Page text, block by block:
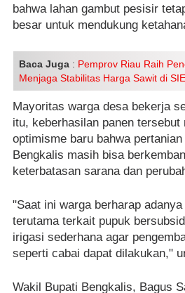
bahwa lahan gambut pesisir
besar untuk mendukung
Baca Juga : Pemprov Riau Raih
Menjaga Stabilitas Harga Sawit di
Mayoritas warga desa bekerja
itu, keberhasilan panen tersebut
optimisme baru bahwa
Bengkalis masih bisa
keterbatasan sarana dan
"Saat ini warga berharap
terutama terkait pupuk
irigasi sederhana agar
seperti cabai dapat dilakukan,"
Wakil Bupati Bengkalis, Bagus